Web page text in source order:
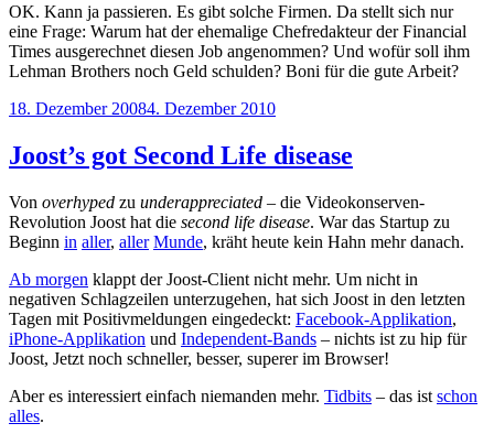
OK. Kann ja passieren. Es gibt solche Firmen. Da stellt sich nur
eine Frage: Warum hat der ehemalige Chefredakteur der Financial
Times ausgerechnet diesen Job angenommen? Und wofür soll ihm
Lehman Brothers noch Geld schulden? Boni für die gute Arbeit?
Veröffentlicht
18. Dezember 20084. Dezember 2010
Joost’s got Second Life disease
Von overhyped zu underappreciated – die Videokonserven-
Revolution Joost hat die second life disease. War das Startup zu
Beginn in aller, aller Munde, kräht heute kein Hahn mehr danach.
Ab morgen klappt der Joost-Client nicht mehr. Um nicht in
negativen Schlagzeilen unterzugehen, hat sich Joost in den letzten
Tagen mit Positivmeldungen eingedeckt: Facebook-Applikation,
iPhone-Applikation und Independent-Bands – nichts ist zu hip für
Joost, Jetzt noch schneller, besser, superer im Browser!
Aber es interessiert einfach niemanden mehr. Tidbits – das ist schon
alles.